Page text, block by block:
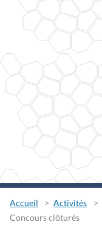
Accueil Activités
Concours clôturés